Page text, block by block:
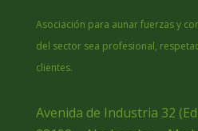
Asociación para aunar fuerzas y
del sector sea profesional,
clientes.
Avenida de Industria 32